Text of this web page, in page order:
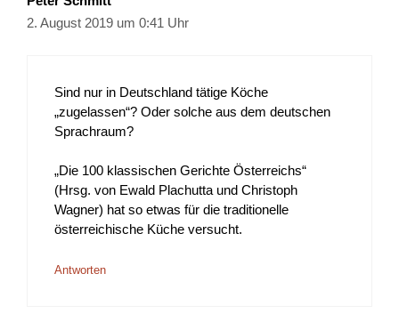
2. August 2019 um 0:41 Uhr
Sind nur in Deutschland tätige Köche
„zugelassen“? Oder solche aus dem deutschen
Sprachraum?
„Die 100 klassischen Gerichte Österreichs“
(Hrsg. von Ewald Plachutta und Christoph
Wagner) hat so etwas für die traditionelle
österreichische Küche versucht.
Antworten